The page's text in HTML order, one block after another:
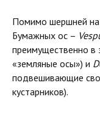
Помимо шершней
Бумажных ос –
преимущественно в
«земляные осы») и
подвешивающие
кустарников).